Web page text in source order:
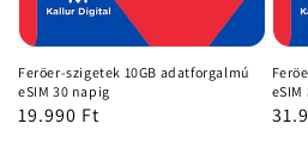
Feröer-szigetek 10GB adatforgalmú
eSIM 30 napig
Normál
19.990 Ft